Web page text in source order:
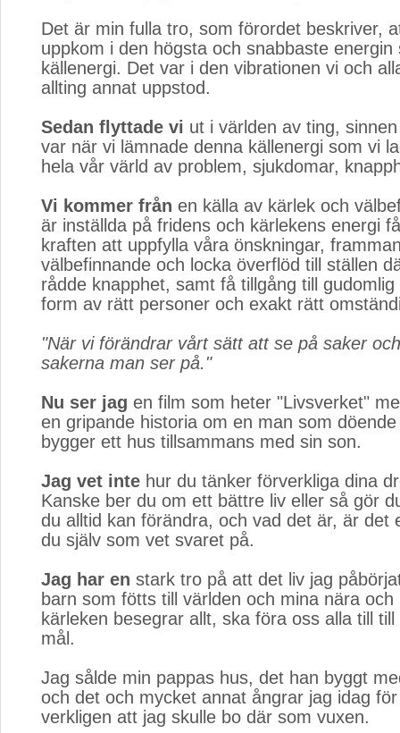
Det är min fulla tro, som förordet beskriver,
uppkom i den högsta och snabbaste energin
källenergi. Det var i den vibrationen vi och
allting annat uppstod.
Sedan flyttade vi ut i världen av ting,
var när vi lämnade denna källenergi som vi
hela vår värld av problem, sjukdomar,
Vi kommer från en källa av kärlek och
är inställda på fridens och kärlekens energi
kraften att uppfylla våra önskningar,
välbefinnande och locka överflöd till ställen
rådde knapphet, samt få tillgång till gudomlig
form av rätt personer och exakt rätt
"När vi förändrar vårt sätt att se på saker
sakerna man ser på."
Nu ser jag en film som heter "Livsverket"
en gripande historia om en man som
bygger ett hus tillsammans med sin son.
Jag vet inte hur du tänker förverkliga dina
Kanske ber du om ett bättre liv eller så gör
du alltid kan förändra, och vad det är, är det
du själv som vet svaret på.
Jag har en stark tro på att det liv jag
barn som fötts till världen och mina nära och
kärleken besegrar allt, ska föra oss alla till
mål.
Jag sålde min pappas hus, det han byggt
och det och mycket annat ångrar jag idag
verkligen att jag skulle bo där som vuxen.